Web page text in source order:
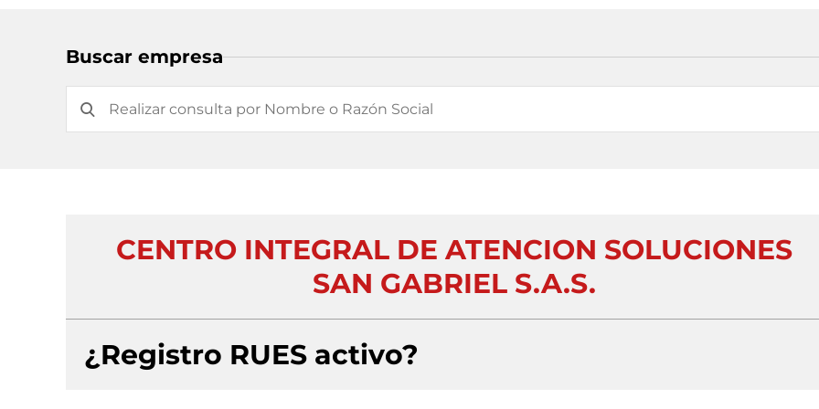
Buscar empresa
CENTRO INTEGRAL DE ATENCION SOLUCIONES
SAN GABRIEL S.A.S.
¿Registro RUES activo?